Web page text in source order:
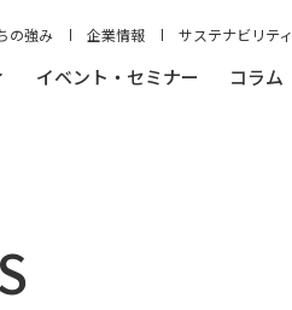
イベント・セミナー コラム
の強み 企業情報 サステナビリティ